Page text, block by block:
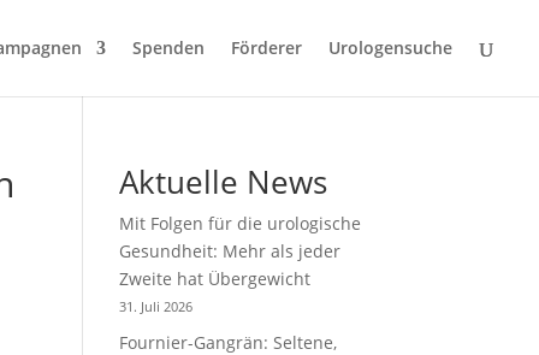
Spenden Förderer Urologensuche
Aktuelle News
Mit Folgen für die urologische
Gesundheit: Mehr als jeder
Zweite hat Übergewicht
31. Juli 2026
Fournier-Gangrän: Seltene,